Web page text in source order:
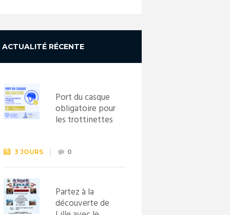
ACTUALITÉ RÉCENTE
Port du casque
obligatoire pour
les trottinettes
septembre
2026
3 JOURS 0
Partez à la
découverte de